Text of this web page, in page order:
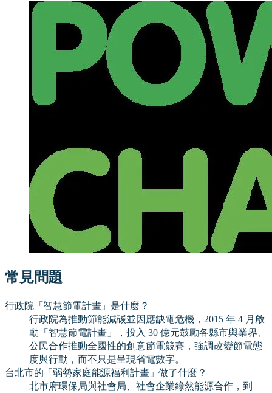
常見問題
行政院「智慧節電計畫」是什麼？
行政院為推動節能減碳並因應缺電危機，2015 年 4 月啟
動「智慧節電計畫」，投入 30 億元鼓勵各縣市與業界、
公民合作推動全國性的創意節電競賽，強調改變節電態
度與行動，而不只是呈現省電數字。
台北市的「弱勢家庭能源福利計畫」做了什麼？
北市府環保局與社會局、社會企業綠然能源合作，到